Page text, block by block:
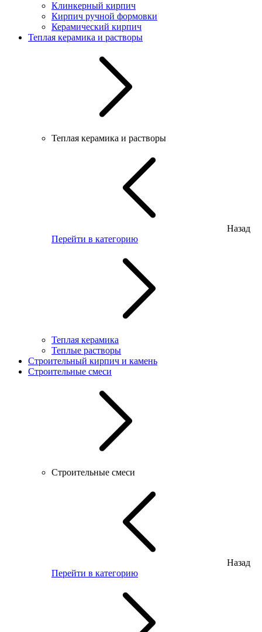
Клинкерный кирпич
Кирпич ручной формовки
Керамический кирпич
Теплая керамика и растворы
Теплая керамика и растворы
Назад
Перейти в категорию
Теплая керамика
Теплые растворы
Строительный кирпич и камень
Строительные смеси
Строительные смеси
Назад
Перейти в категорию